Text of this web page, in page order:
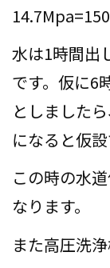
水は1時間出
です。仮に6
としました
になると仮設
この時の水
なります。
また高圧洗